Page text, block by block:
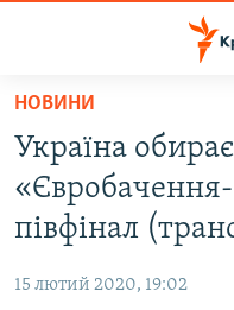
Перейти
основного
матеріалу
Перейти
до
основної
ВОДА.КРИМ
ВІДЕО ТА ФОТО
БЛОГИ
НОВИНИ
Україна
півфінал
15 лютий 2020, 19:02